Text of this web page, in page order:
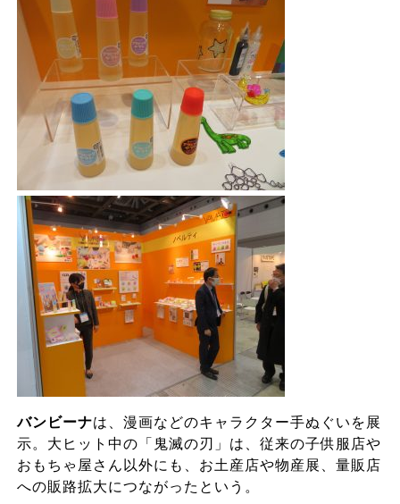
バンビーナは、漫画などのキャラクター手ぬぐいを展
示。大ヒット中の「鬼滅の刃」は、従来の子供服店や
おもちゃ屋さん以外にも、お土産店や物産展、量販店
への販路拡大につながったという。